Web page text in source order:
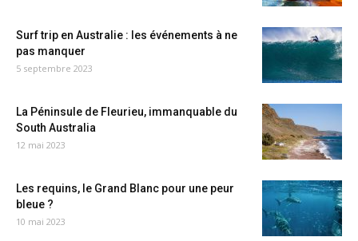
Surf trip en Australie : les événements à ne
pas manquer
5 septembre 2023
La Péninsule de Fleurieu, immanquable du
South Australia
12 mai 2023
Les requins, le Grand Blanc pour une peur
bleue ?
10 mai 2023